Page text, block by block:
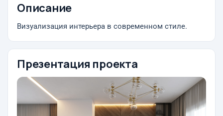
Описание
Визуализация интерьера в современном стиле.
Презентация проекта